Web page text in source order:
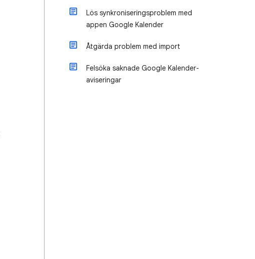
Lös synkroniseringsproblem med
appen Google Kalender
Åtgärda problem med import
Felsöka saknade Google Kalender-
aviseringar